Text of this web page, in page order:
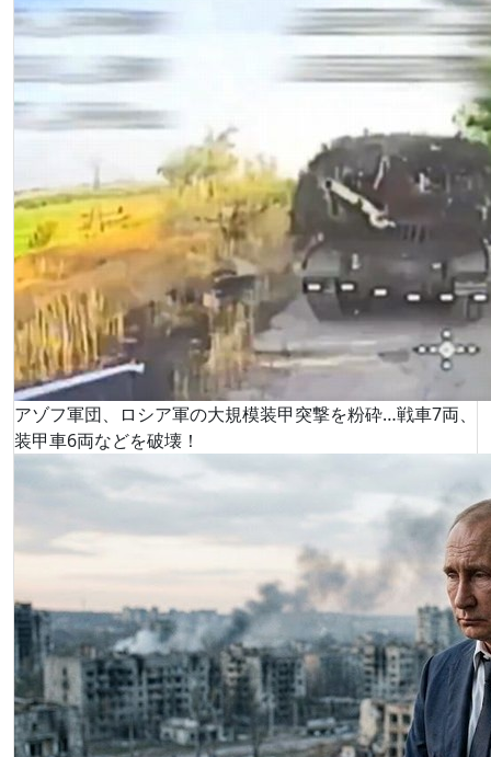
アゾフ軍団、ロシア軍の大規模装甲突撃を粉砕…戦車7両、
装甲車6両などを破壊！